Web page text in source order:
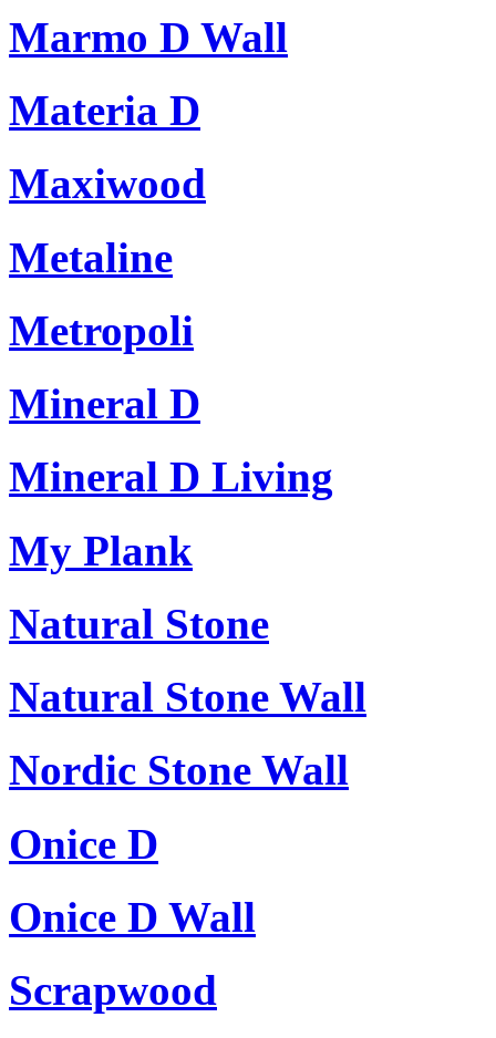
Marmo D Wall
Materia D
Maxiwood
Metaline
Metropoli
Mineral D
Mineral D Living
My Plank
Natural Stone
Natural Stone Wall
Nordic Stone Wall
Onice D
Onice D Wall
Scrapwood